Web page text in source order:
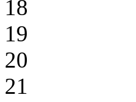
18
19
20
21